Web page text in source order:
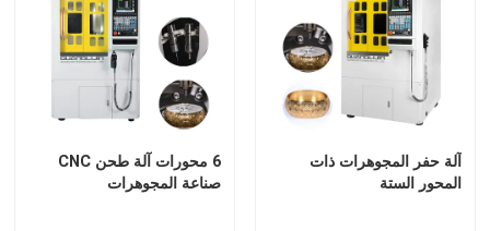
آلة حفر المجوهرات ذات
المحور الستة
6 محورات آلة طحن CNC
صناعة المجوهرات